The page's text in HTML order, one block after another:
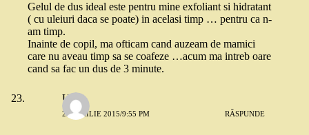
Gelul de dus ideal este pentru mine exfoliant si hidratant
( cu uleiuri daca se poate) in acelasi timp … pentru ca n-
am timp.
Inainte de copil, ma ofticam cand auzeam de mamici
care nu aveau timp sa se coafeze …acum ma intreb oare
cand sa fac un dus de 3 minute.
Ursa
23 APRILIE 2015/9:55 PM RĂSPUNDE